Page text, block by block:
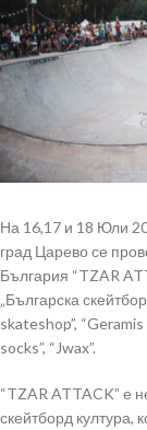
На 16,17 и 18 Юли
град Царево се
България “TZAR
„Българска
skateshop”,
socks”, “Jwax”.
“TZAR ATTACK” е
скейтборд култура,